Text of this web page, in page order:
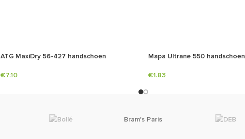
ATG MaxiDry 56-427 handschoen
€7.10
Mapa Ultrane 550 handschoen
€1.83
Bram's Paris